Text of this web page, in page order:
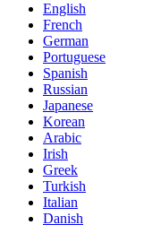
English
French
German
Portuguese
Spanish
Russian
Japanese
Korean
Arabic
Irish
Greek
Turkish
Italian
Danish